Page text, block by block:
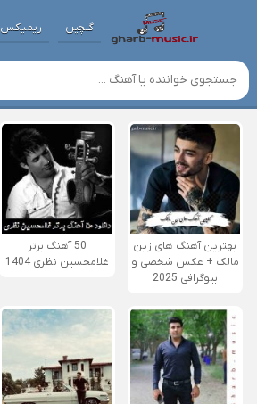
گلچین ریمیکس
بهترین آهنگ های زین
مالک + عکس شخصی و
بیوگرافی 2025
50 آهنگ برتر
غلامحسین نظری 1404